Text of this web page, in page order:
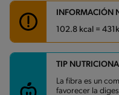
INFORMACIÓN
102.8 kcal =
Carbohidratos
Energía 102.8
Grasas 5.8 g
TIP
La fibra es un
favorecer la